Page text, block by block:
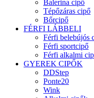
Balerina cipő
Tépőzáras cipő
Bőrcipő
FÉRFI LÁBBELI
Férfi belebújós
Férfi sportcipő
Férfi alkalmi
GYEREK CIPŐK
DDStep
Ponte20
Wink